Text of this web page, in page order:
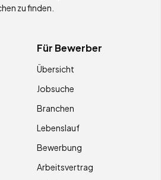
zu finden.
Für Bewerber
Übersicht
Jobsuche
Branchen
Lebenslauf
Bewerbung
Arbeitsvertrag